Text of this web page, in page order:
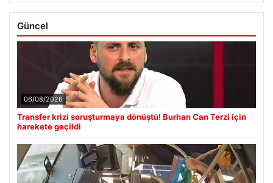
Güncel
06/08/2026
Transfer krizi soruşturmaya dönüştü! Burhan Can Terzi için
harekete geçildi